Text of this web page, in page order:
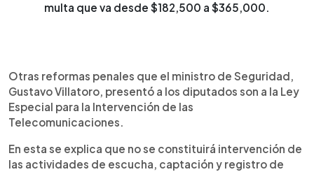
multa que va desde $182,500 a $365,000.
Otras reformas penales que el ministro de Seguridad,
Gustavo Villatoro, presentó a los diputados son a la Ley
Especial para la Intervención de las
Telecomunicaciones.
En esta se explica que no se constituirá intervención de
las actividades de escucha, captación y registro de